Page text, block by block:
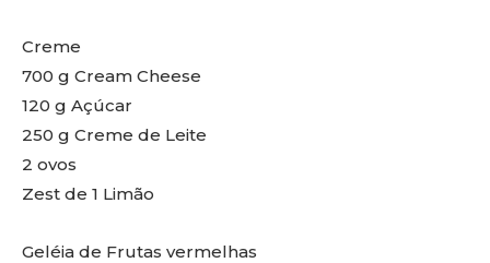
Creme
700 g Cream Cheese
120 g Açúcar
250 g Creme de Leite
2 ovos
Zest de 1 Limão
Geléia de Frutas vermelhas